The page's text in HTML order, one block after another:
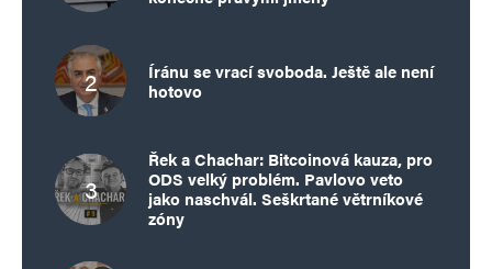
Íránu se vrací svoboda. Ještě ale není
hotovo
Řek a Chachar: Bitcoinová kauza, pro
ODS velký problém. Pavlovo veto
jako naschvál. Seškrtané větrníkové
zóny